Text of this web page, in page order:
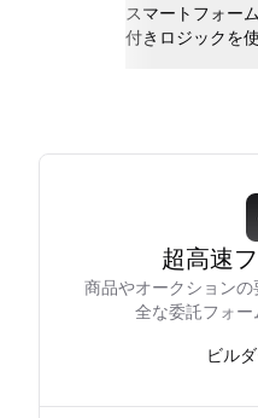
スマートフォー
付きロジックを
超高速
商品やオークション
全な委託フォー
ビル